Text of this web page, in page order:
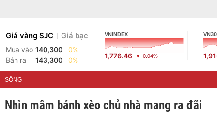
Giá vàng SJC Giá bạc
Mua vào 140,300
0%
Bán ra
143,300 0%
VNINDEX
1,776.46 -0.04%
VN30
SỐNG
Nhìn mâm bánh xèo chủ nhà mang ra đãi